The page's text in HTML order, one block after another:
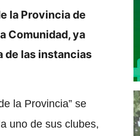
la Provincia de
Comunidad, ya
de las instancias
la Provincia” se
uno de sus clubes,